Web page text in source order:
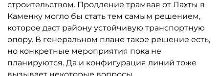
строительством. Продление трамвая от Лахты в
Каменку могло бы стать тем самым решением,
которое даст району устойчивую транспортную
опору. В генеральном плане такое решение есть,
но конкретные мероприятия пока не
планируются. Да и конфигурация линий тоже